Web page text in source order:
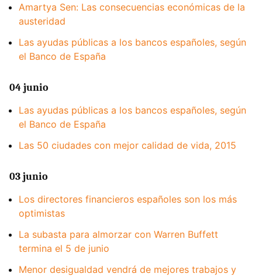
Amartya Sen: Las consecuencias económicas de la
austeridad
Las ayudas públicas a los bancos españoles, según
el Banco de España
04 junio
Las ayudas públicas a los bancos españoles, según
el Banco de España
Las 50 ciudades con mejor calidad de vida, 2015
03 junio
Los directores financieros españoles son los más
optimistas
La subasta para almorzar con Warren Buffett
termina el 5 de junio
Menor desigualdad vendrá de mejores trabajos y